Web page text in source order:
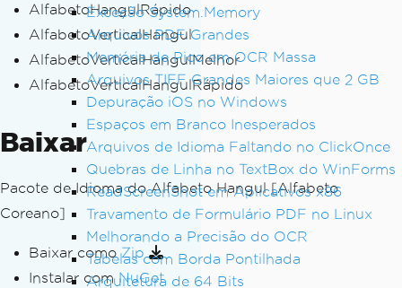
Exceção System.Memory
Arquivos PDF Grandes
Memória de Pico em OCR Massa
Arquivos TIFF Grandes Maiores que 2 GB
Depuração iOS no Windows
Espaços em Branco Inesperados
Arquivos de Idioma Faltando no ClickOnce
Quebras de Linha no TextBox do WinForms
ReadScreenShot em Aplicativos x86
Travamento de Formulário PDF no Linux
Melhorando a Precisão do OCR
Tabelas com Borda Pontilhada
Arquitetura de 64 Bits
AlfabetoHangulRápido
AlfabetoVerticalHangul
AlfabetoVerticalHangulMelhor
AlfabetoVerticalHangulRápido
Baixar
Pacote de Idioma do Alfabeto Hangul [Alfabeto
Coreano]
Baixar comoZip
Instalar com NuGet